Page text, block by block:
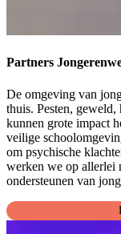
Partners
De omgeving van
thuis. Pesten,
kunnen grote impact
veilige
om psychische
werken we op allerlei
ondersteunen van